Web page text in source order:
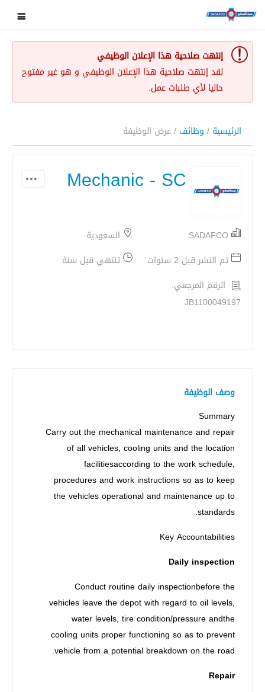
إنتهت صلاحية هذا الإعلان الوظيفي
لقد إنتهت صلاحية هذا الإعلان الوظيفي و هو غير مفتوح
حاليا لأي طلبات عمل.
الرئيسية / وظائف / عرض الوظيفة
Mechanic - SC
SADAFCO
السعودية
تم النشر قبل 2 سنوات
تنتهي قبل سنة
الرقم المرجعي:
JB1100049197
وصف الوظيفة
Summary
Carry out the mechanical maintenance and repair
of all vehicles, cooling units and the location
facilitiesaccording to the work schedule,
procedures and work instructions so as to keep
the vehicles operational and maintenance up to
standards.
Key Accountabilities
Daily inspection
Conduct routine daily inspectionbefore the
vehicles leave the depot with regard to oil levels,
water levels, tire condition/pressure andthe
cooling units proper functioning so as to prevent
vehicle from a potential breakdown on the road.
Repair